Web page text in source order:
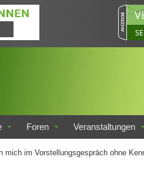
Foren Veranstaltungen
mich im Vorstellungsgespräch ohne